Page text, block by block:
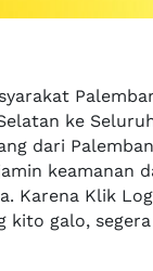
ke
dari
keamanan
Karena Klik
kito galo,